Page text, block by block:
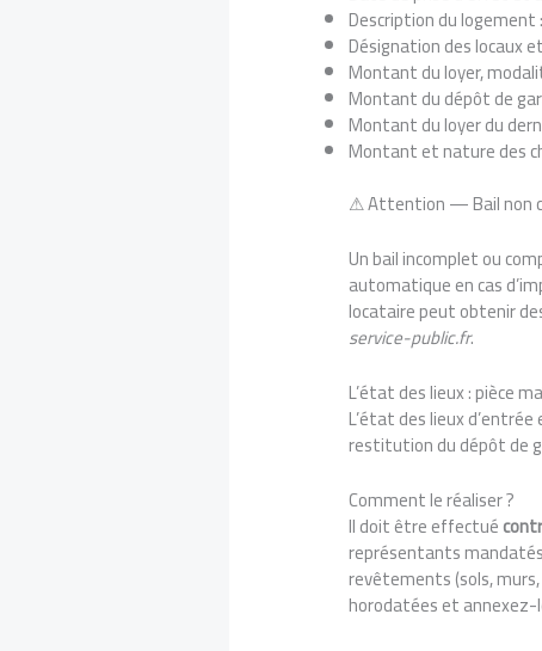
Description du
Désignation des locaux
Montant du loyer,
Montant du dépôt de
Montant du loyer du
Montant et nature des
⚠ Attention — Bail non
Un bail incomplet ou
automatique en cas
locataire peut obtenir
service-public.fr.
L’état des lieux : pièce
L’état des lieux
restitution du dépôt de
Comment le réaliser ?
Il doit être effectué
représentants
revêtements (sols,
horodatées et annexez-